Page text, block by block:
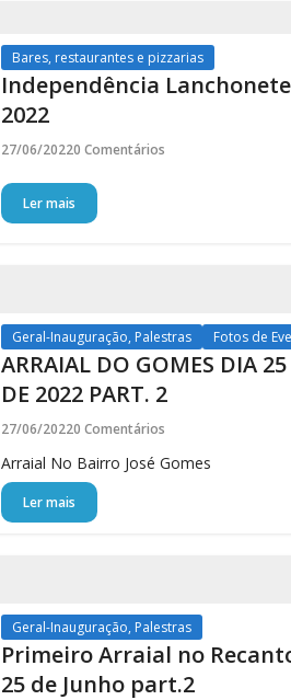
Bares, restaurantes e pizzarias
Independência
2022
27/06/20220 Comentários
Ler mais
Geral-Inauguração, Palestras Fotos de
ARRAIAL DO GOMES DIA
DE 2022 PART. 2
27/06/20220 Comentários
Arraial No Bairro José Gomes
Ler mais
Geral-Inauguração, Palestras
Primeiro Arraial no
25 de Junho part.2